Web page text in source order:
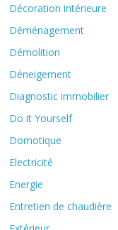
Décoration intérieure
Déménagement
Démolition
Déneigement
Diagnostic immobilier
Do it Yourself
Domotique
Electricité
Energie
Entretien de chaudière